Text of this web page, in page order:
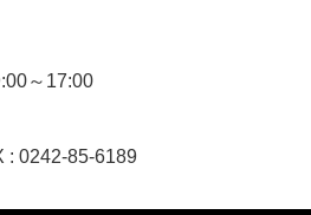
～17:00
: 0242-85-6189